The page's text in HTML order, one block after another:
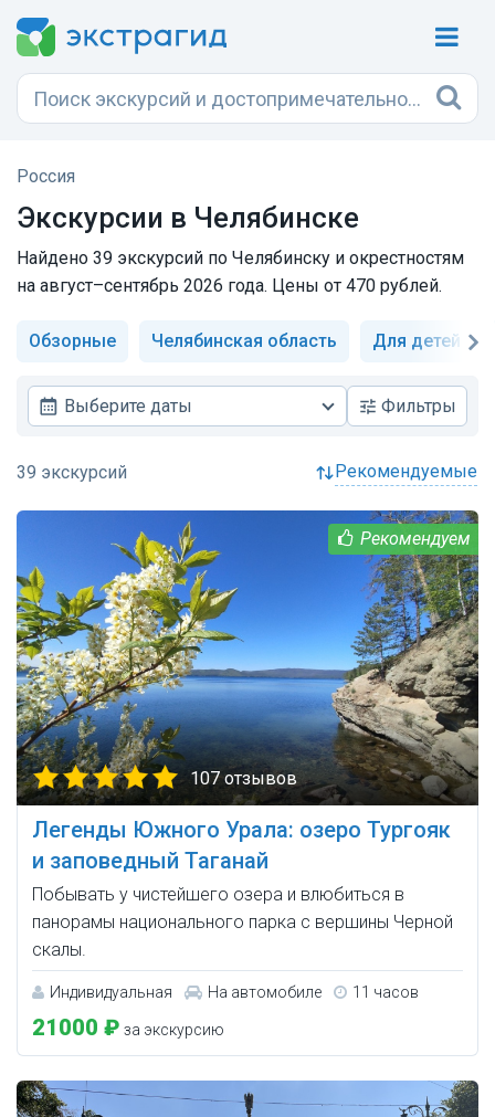
Россия
Экскурсии в Челябинске
Найдено 39 экскурсий по Челябинску и окрестностям
на август–сентябрь 2026 года. Цены от 470 рублей.
Обзорные Челябинская область Для детей
Выберите даты Фильтры
рекомендуемые
107 отзывов
Легенды Южного Урала: озеро Тургояк
и заповедный Таганай
Побывать у чистейшего озера и влюбиться в
панорамы национального парка с вершины Черной
скалы.
Индивидуальная На автомобиле 11 часов
21000 ₽ за экскурсию